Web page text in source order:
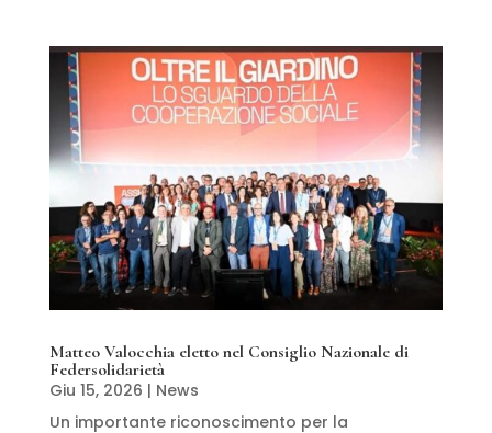
Matteo Valocchia eletto nel Consiglio Nazionale di
Federsolidarietà
Giu 15, 2026 | News
Un importante riconoscimento per la